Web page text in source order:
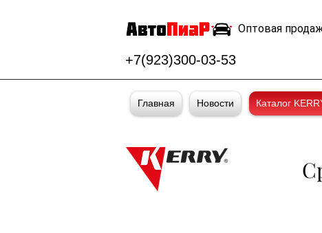
Оптовая
+7(923)300-03-53
Главная Новости Каталог